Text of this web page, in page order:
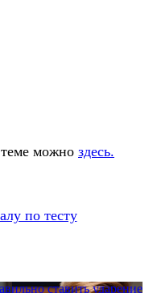
можно здесь.
по тесту
ставить ударение